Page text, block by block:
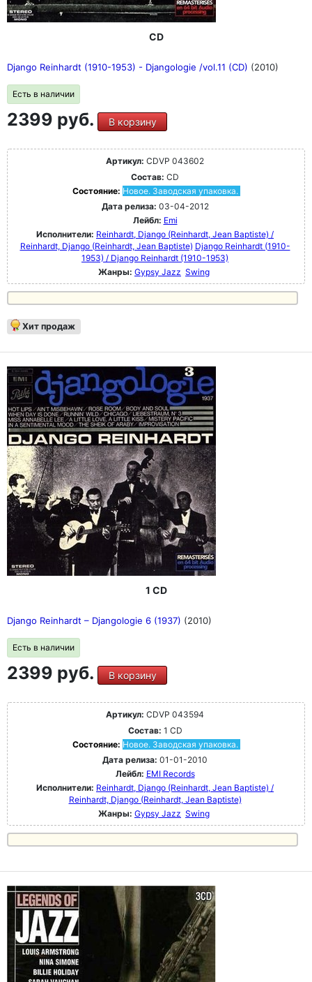
CD
Django Reinhardt (1910-1953) - Djangologie /vol.11 (CD) (2010)
Есть в наличии
2399 руб. В корзину
Артикул: CDVP 043602
Состав: CD
Состояние: Новое. Заводская упаковка.
Дата релиза: 03-04-2012
Лейбл: Emi
Исполнители: Reinhardt, Django (Reinhardt, Jean Baptiste) /
Reinhardt, Django (Reinhardt, Jean Baptiste) Django Reinhardt (1910-
1953) / Django Reinhardt (1910-1953)
Жанры: Gypsy Jazz Swing
Хит продаж
1 CD
Django Reinhardt ‎– Djangologie 6 (1937) (2010)
Есть в наличии
2399 руб. В корзину
Артикул: CDVP 043594
Состав: 1 CD
Состояние: Новое. Заводская упаковка.
Дата релиза: 01-01-2010
Лейбл: EMI Records
Исполнители: Reinhardt, Django (Reinhardt, Jean Baptiste) /
Reinhardt, Django (Reinhardt, Jean Baptiste)
Жанры: Gypsy Jazz Swing